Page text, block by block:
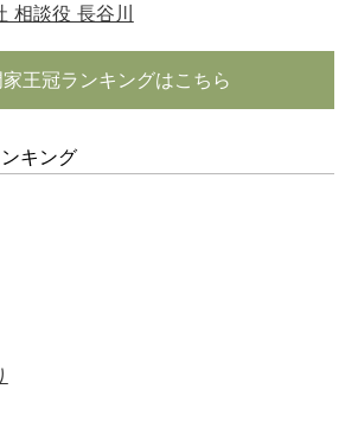
相談役 長谷川
王冠ランキングはこちら
キング